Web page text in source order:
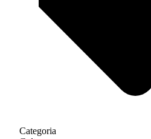
Categoria